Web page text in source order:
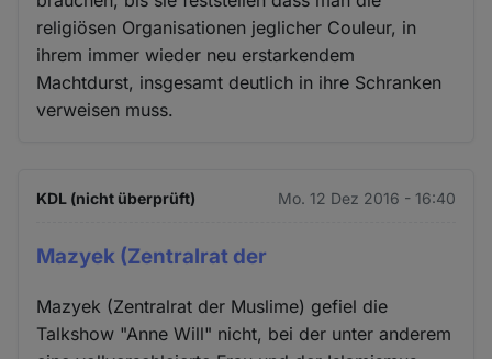
religiösen Organisationen jeglicher Couleur, in
ihrem immer wieder neu erstarkendem
Machtdurst, insgesamt deutlich in ihre Schranken
verweisen muss.
KDL (nicht überprüft) Mo. 12 Dez 2016 - 16:40
Mazyek (Zentralrat der
Mazyek (Zentralrat der Muslime) gefiel die
Talkshow "Anne Will" nicht, bei der unter anderem